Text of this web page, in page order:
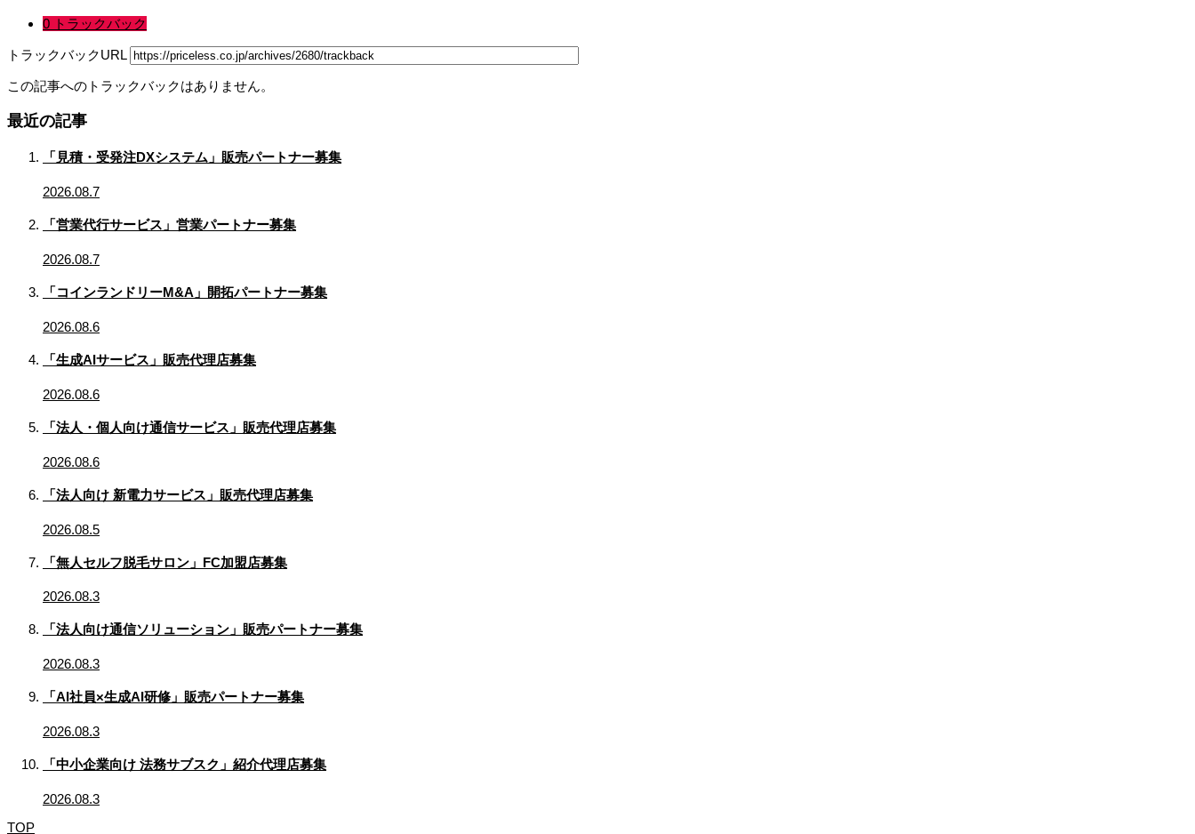
0 トラックバック
トラックバックURL
この記事へのトラックバックはありません。
最近の記事
「見積・受発注DXシステム」販売パートナー募集
2026.08.7
「営業代行サービス」営業パートナー募集
2026.08.7
「コインランドリーM&A」開拓パートナー募集
2026.08.6
「生成AIサービス」販売代理店募集
2026.08.6
「法人・個人向け通信サービス」販売代理店募集
2026.08.6
「法人向け 新電力サービス」販売代理店募集
2026.08.5
「無人セルフ脱毛サロン」FC加盟店募集
2026.08.3
「法人向け通信ソリューション」販売パートナー募集
2026.08.3
「AI社員×生成AI研修」販売パートナー募集
2026.08.3
「中小企業向け 法務サブスク」紹介代理店募集
2026.08.3
TOP